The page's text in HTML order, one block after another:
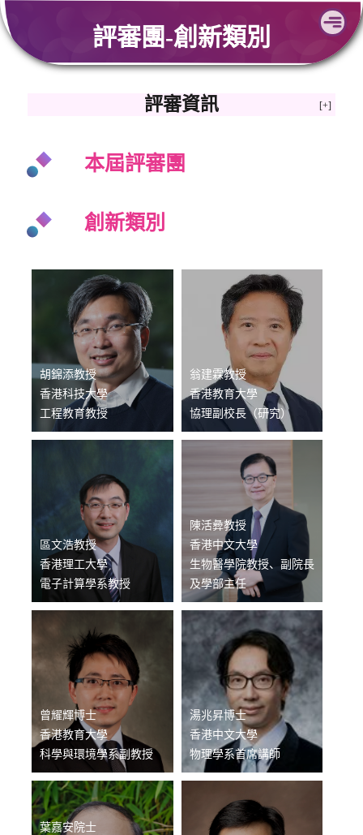
Skip
to
content
評審團-創新類別
評審資訊
本屆評審團
創新類別
胡錦添教授
香港科技大學
工程教育教授
翁建霖教授
香港教育大學
協理副校長（研究）
區文浩教授
香港理工大學
電子計算學系教授
陳活彜教授
香港中文大學
生物醫學院教授、副院長
及學部主任
曾耀輝博士
香港教育大學
科學與環境學系副教授
湯兆昇博士
香港中文大學
物理學系首席講師
葉嘉安院士